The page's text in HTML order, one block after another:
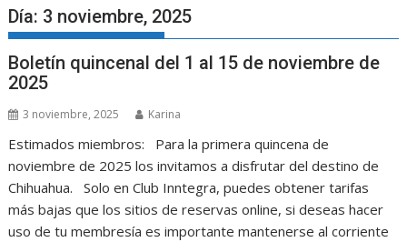
Día: 3 noviembre, 2025
Boletín quincenal del 1 al 15 de noviembre de
2025
3 noviembre, 2025 Karina
Estimados miembros: Para la primera quincena de
noviembre de 2025 los invitamos a disfrutar del destino de
Chihuahua. Solo en Club Inntegra, puedes obtener tarifas
más bajas que los sitios de reservas online, si deseas hacer
uso de tu membresía es importante mantenerse al corriente